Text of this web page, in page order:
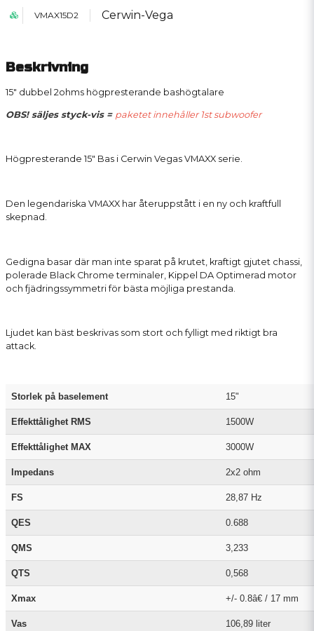
VMAX15D2 Cerwin-Vega
Beskrivning
15" dubbel 2ohms högpresterande bashögtalare
OBS! säljes styck-vis = paketet innehåller 1st subwoofer
Högpresterande 15" Bas i Cerwin Vegas VMAXX serie.
Den legendariska VMAXX har återuppstått i en ny och kraftfull
skepnad.
Gedigna basar där man inte sparat på krutet, kraftigt gjutet chassi,
polerade Black Chrome terminaler, Kippel DA Optimerad motor
och fjädringssymmetri för bästa möjliga prestanda.
Ljudet kan bäst beskrivas som stort och fylligt med riktigt bra
attack.
Storlek på baselement 15"
Effekttålighet RMS 1500W
Effekttålighet MAX 3000W
Impedans 2x2 ohm
FS 28,87 Hz
QES 0.688
QMS 3,233
QTS 0,568
Xmax +/- 0.8â€ / 17 mm
Vas 106,89 liter